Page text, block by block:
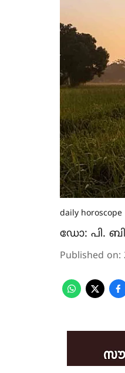
daily horoscope
ഡോ: പി.
Published on: